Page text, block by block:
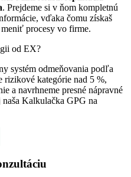
. Prejdeme si v ňom kompletnú
vďaka čomu získaš
procesy vo firme.
od EX?
systém odmeňovania podľa
rizikové kategórie nad 5 %,
a navrhneme presné nápravné
Kalkulačka GPG na